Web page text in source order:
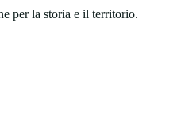
per la storia e il territorio.